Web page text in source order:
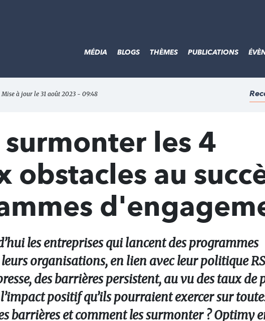
MÉDIA BLOGS THÈMES PUBLICATIONS
à jour le 31 août 2023 - 09:48
les 4
obstacles au
les entreprises qui lancent des programmes
organisations, en lien avec leur politique
des barrières persistent, au vu des taux
positif qu’ils pourraient exercer sur
barrières et comment les surmonter ? Optimy